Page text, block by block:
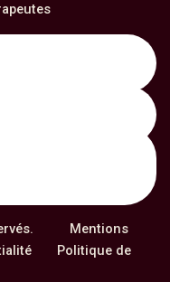
Mentions
Politique de